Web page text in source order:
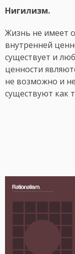
Нигилизм.
Жизнь не имеет
внутренней
существует и
ценности
не возможно и
существуют как